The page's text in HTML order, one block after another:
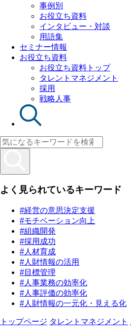
事例別
お役立ち資料
インタビュー・対談
用語集
セミナー情報
お役立ち資料
お役立ち資料トップ
タレントマネジメント
採用
戦略人事
よく見られているキーワード
#経営の意思決定支援
#モチベーション向上
#組織開発
#採用成功
#人材育成
#人財情報の活用
#目標管理
#人事業務の効率化
#人事評価の効率化
#人財情報の一元化・見える化
トップページ タレントマネジメント